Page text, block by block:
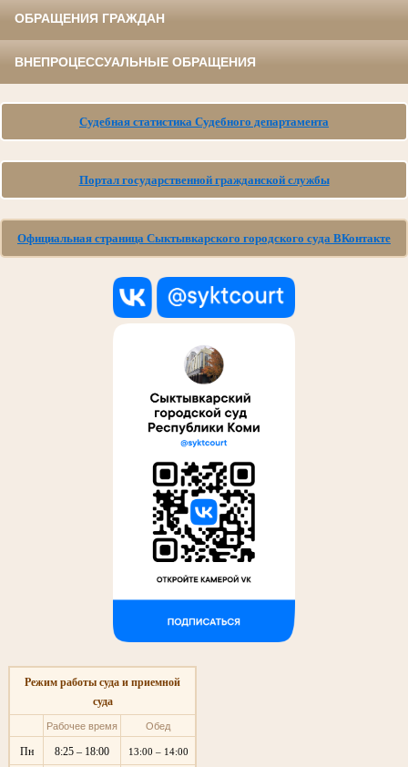
ОБРАЩЕНИЯ ГРАЖДАН
ВНЕПРОЦЕССУАЛЬНЫЕ ОБРАЩЕНИЯ
Судебная статистика Судебного департамента
Портал государственной гражданской службы
Официальная страница Сыктывкарского городского суда ВКонтакте
Режим работы суда и приемной
суда
Рабочее время Обед
Пн 8:25 – 18:00 13:00 – 14:00